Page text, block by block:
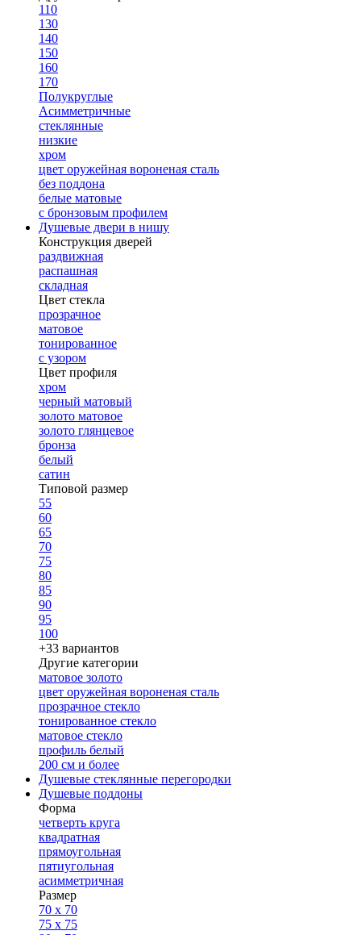
110
130
140
150
160
170
Полукруглые
Асимметричные
стеклянные
низкие
хром
цвет оружейная вороненая сталь
без поддона
белые матовые
с бронзовым профилем
Душевые двери в нишу
Конструкция дверей
раздвижная
распашная
складная
Цвет стекла
прозрачное
матовое
тонированное
с узором
Цвет профиля
хром
черный матовый
золото матовое
золото глянцевое
бронза
белый
сатин
Типовой размер
55
60
65
70
75
80
85
90
95
100
+33 вариантов
Другие категории
матовое золото
цвет оружейная вороненая сталь
прозрачное стекло
тонированное стекло
матовое стекло
профиль белый
200 см и более
Душевые стеклянные перегородки
Душевые поддоны
Форма
четверть круга
квадратная
прямоугольная
пятиугольная
асимметричная
Размер
70 x 70
75 x 75